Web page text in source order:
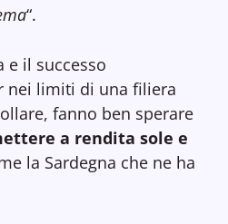
“.
e il successo
nei limiti di una filiera
fanno ben sperare
a rendita sole e
la Sardegna che ne ha